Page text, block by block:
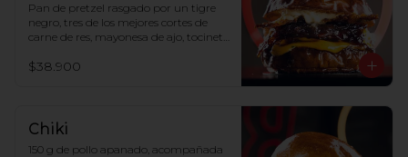
Pan de pretzel rasgado por un tigre
negro, tres de los mejores cortes de
carne de res, mayonesa de ajo, tocineta
reducción de vino, doble queso
$38.900
Chiki
150 g de pollo apanado, acompañada